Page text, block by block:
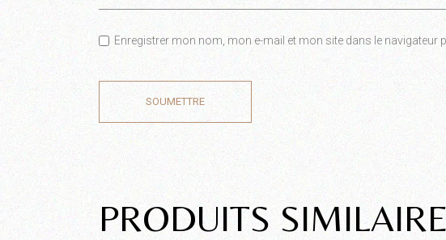
Enregistrer mon nom, mon e-mail et mon site dans le
SOUMETTRE
PRODUITS